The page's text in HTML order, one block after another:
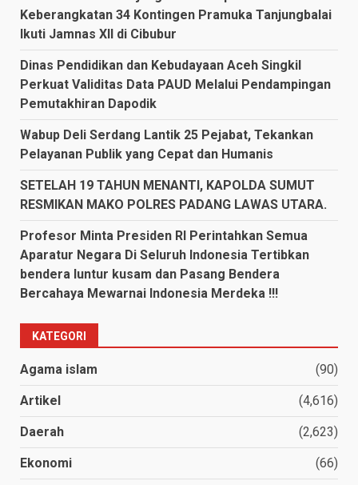
Keberangkatan 34 Kontingen Pramuka Tanjungbalai
Ikuti Jamnas XII di Cibubur
Dinas Pendidikan dan Kebudayaan Aceh Singkil
Perkuat Validitas Data PAUD Melalui Pendampingan
Pemutakhiran Dapodik
Wabup Deli Serdang Lantik 25 Pejabat, Tekankan
Pelayanan Publik yang Cepat dan Humanis
SETELAH 19 TAHUN MENANTI, KAPOLDA SUMUT
RESMIKAN MAKO POLRES PADANG LAWAS UTARA.
Profesor Minta Presiden RI Perintahkan Semua
Aparatur Negara Di Seluruh Indonesia Tertibkan
bendera luntur kusam dan Pasang Bendera
Bercahaya Mewarnai Indonesia Merdeka !!!
KATEGORI
Agama islam (90)
Artikel (4,616)
Daerah (2,623)
Ekonomi (66)